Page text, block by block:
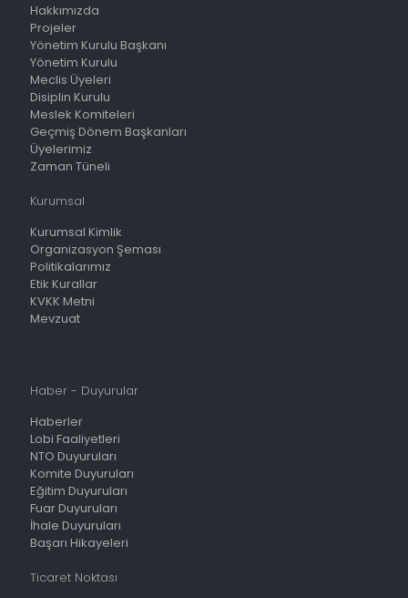
Hakkımızda
Projeler
Yönetim Kurulu Başkanı
Yönetim Kurulu
Meclis Üyeleri
Disiplin Kurulu
Meslek Komiteleri
Geçmiş Dönem Başkanları
Üyelerimiz
Zaman Tüneli
Kurumsal
Kurumsal Kimlik
Organizasyon Şeması
Politikalarımız
Etik Kurallar
KVKK Metni
Mevzuat
Haber - Duyurular
Haberler
Lobi Faaliyetleri
NTO Duyuruları
Komite Duyuruları
Eğitim Duyuruları
Fuar Duyuruları
İhale Duyuruları
Başarı Hikayeleri
Ticaret Noktası